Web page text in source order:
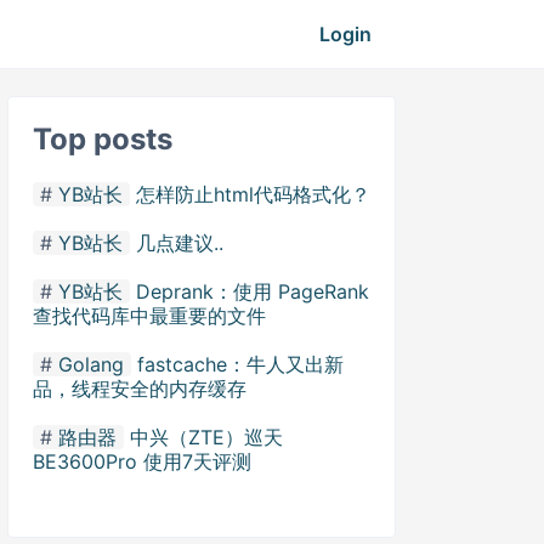
Login
Top posts
YB站长 怎样防止html代码格式化？
YB站长
几点建议..
YB站长
Deprank：使用 PageRank
查找代码库中最重要的文件
Golang fastcache：牛人又出新
品，线程安全的内存缓存
路由器 中兴（ZTE）巡天
BE3600Pro 使用7天评测